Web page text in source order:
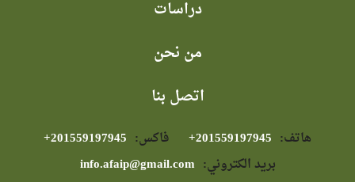
دراسات
من نحن
اتصل بنا
هاتف: فاكس:
بريد الكتروني: info.afaip@gmail.com